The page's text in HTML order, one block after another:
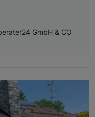
GmbH & CO